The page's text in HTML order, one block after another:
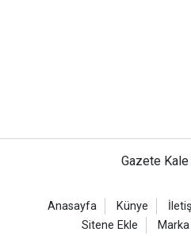
Gazete
Anasayfa Künye
Sitene Ekle